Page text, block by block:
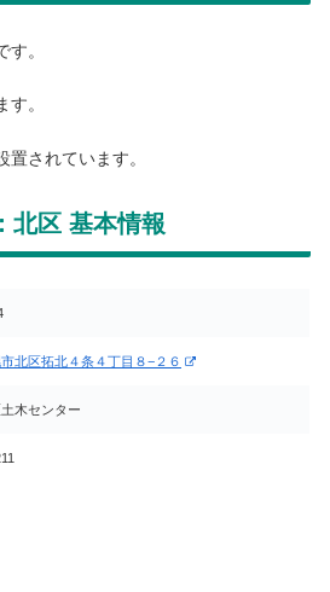
。
。
置されています。
北区 基本情報
北区拓北４条４丁目８−２６
木センター